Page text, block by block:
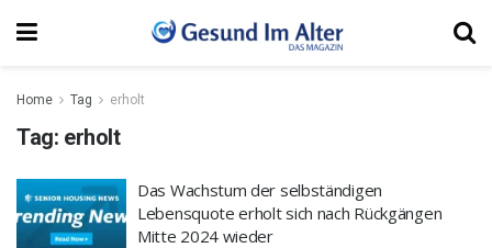
Home Tag erholt
Tag: erholt
Das Wachstum der selbständigen
Lebensquote erholt sich nach Rückgängen
Mitte 2024 wieder